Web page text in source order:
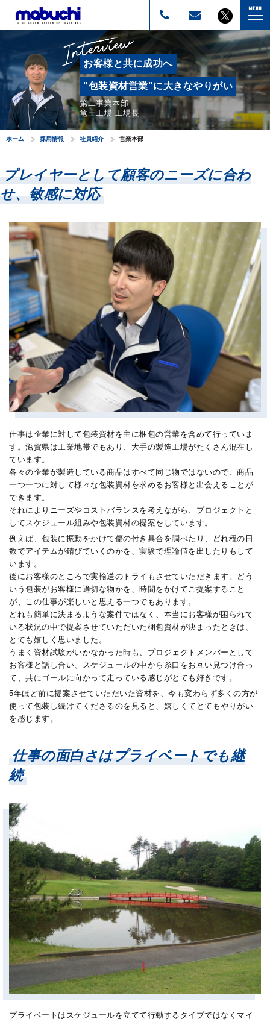
MENU
お客様と共に成功へ
"包装資材営業"に大きなやりがい
第二事業本部
竜王工場 工場長
ホーム 採用情報 社員紹介 営業本部
プレイヤーとして顧客のニーズに合わ
せ、敏感に対応
仕事は企業に対して包装資材を主に梱包の営業を含めて行っていま
す。滋賀県は工業地帯でもあり、大手の製造工場がたくさん混在し
ています。
各々の企業が製造している商品はすべて同じ物ではないので、商品
一つ一つに対して様々な包装資材を求めるお客様と出会えることが
できます。
それによりニーズやコストバランスを考えながら、プロジェクトと
してスケジュール組みや包装資材の提案をしています。
例えば、包装に振動をかけて傷の付き具合を調べたり、どれ程の日
数でアイテムが錆びていくのかを、実験で理論値を出したりもして
います。
後にお客様のところで実輸送のトライもさせていただきます。どう
いう包装がお客様に適切な物かを、時間をかけてご提案すること
が、この仕事が楽しいと思える一つでもあります。
どれも簡単に決まるような案件ではなく、本当にお客様が困られて
いる状況の中で提案させていただいた梱包資材が決まったときは、
とても嬉しく思いました。
うまく資材試験がいかなかった時も、プロジェクトメンバーとして
お客様と話し合い、スケジュールの中から糸口をお互い見つけ合っ
て、共にゴールに向かって走っている感じがとても好きです。
5年ほど前に提案させていただいた資材を、今も変わらず多くの方が
使って包装し続けてくださるのを見ると、嬉しくてとてもやりがい
を感じます。
仕事の面白さはプライベートでも継
続
プライベートはスケジュールを立てて行動するタイプではなくマイ